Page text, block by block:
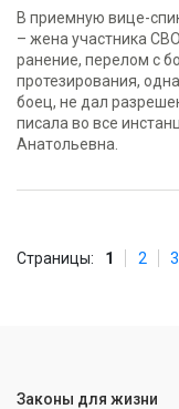
В приемную вице-
– жена участника
ранение, перелом с
протезирования,
боец, не дал
писала во все
Анатольевна.
Страницы: 1 2 3
Законы для жизни